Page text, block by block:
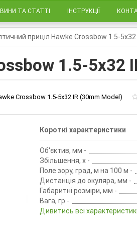
ТА СТАТТІ ІНСТРУКЦІЇ
приціл Hawke Crossbow 1.5-
1.5-5х32
Crossbow 1.5-5х32 IR (30mm Model)
Короткі характеристики
Об'єктив, мм -
Збільшення, х -
Поле зору, град, м на 100 м -
Дистанція до окуляра, мм -
Габаритні розміри, мм -
Вага, гр -
Дивитись всі